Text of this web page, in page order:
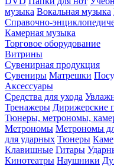
музыка Вокальная музыка
Справочно-
Камерная музыка
Торговое оборудование
Витрины
Сувенирная продукция
Сувениры Матрешки
Аксессуары
Средства для ухода
Тренажеры Дирижерские
Тюнеры, метрономы,
Метрономы Метрономы
для ударных Тюнеры
Клавишные Гитары
Кинотеатры Наушники